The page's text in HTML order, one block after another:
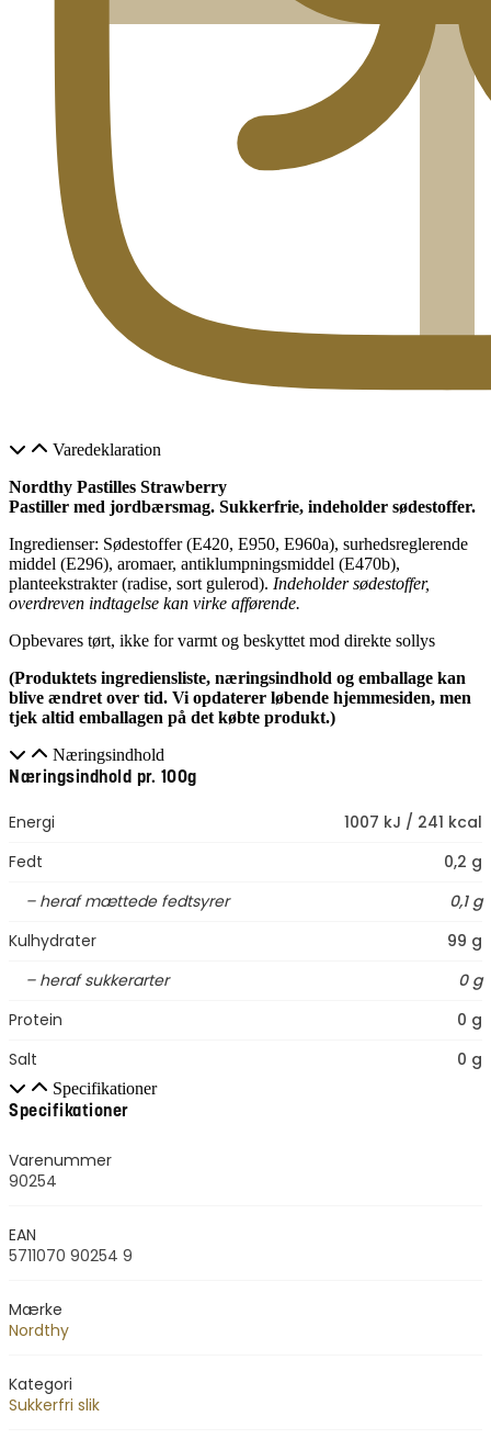
Varedeklaration
Nordthy Pastilles Strawberry
Pastiller med jordbærsmag. Sukkerfrie, indeholder sødestoffer.
Ingredienser: Sødestoffer (E420, E950, E960a), surhedsreglerende
middel (E296), aromaer, antiklumpningsmiddel (E470b),
planteekstrakter (radise, sort gulerod). Indeholder sødestoffer,
overdreven indtagelse kan virke afførende.
Opbevares tørt, ikke for varmt og beskyttet mod direkte sollys
(Produktets ingrediensliste, næringsindhold og emballage kan
blive ændret over tid. Vi opdaterer løbende hjemmesiden, men
tjek altid emballagen på det købte produkt.)
Næringsindhold
Næringsindhold pr. 100g
Energi
1007 kJ / 241 kcal
Fedt
0,2 g
– heraf mættede fedtsyrer
0,1 g
Kulhydrater
99 g
– heraf sukkerarter
0 g
Protein
0 g
Salt
0 g
Specifikationer
Specifikationer
Varenummer
90254
EAN
5711070 90254 9
Mærke
Nordthy
Kategori
Sukkerfri slik